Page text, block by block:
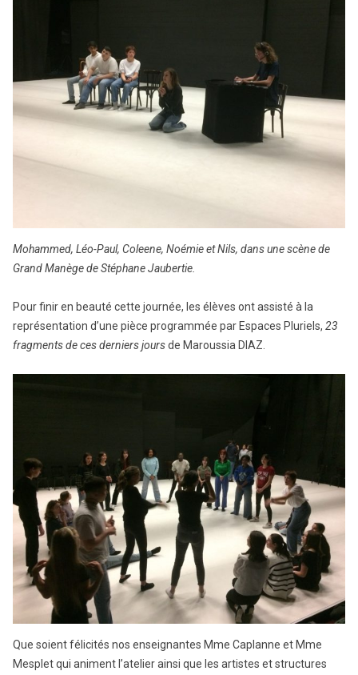
Mohammed, Léo-Paul, Coleene, Noémie et Nils, dans une scène de
Grand Manège de Stéphane Jaubertie.
Pour finir en beauté cette journée, les élèves ont assisté à la
représentation d’une pièce programmée par Espaces Pluriels, 23
fragments de ces derniers joursde Maroussia DIAZ.
Que soient félicités nos enseignantes Mme Caplanne et Mme
Mesplet qui animent l’atelier ainsi que les artistes et structures